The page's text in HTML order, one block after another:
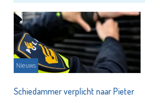
Nieuws
Schiedammer verplicht naar Pieter